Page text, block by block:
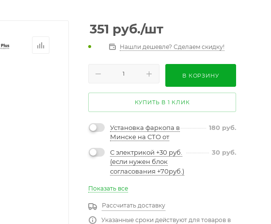
351 руб./шт
Нашли дешевле? Сделаем скидку!
В КОРЗИНУ
КУПИТЬ В 1 КЛИК
Установка фаркопа в
Минске на СТО от
180 руб.
С электрикой +30 руб.
(если нужен блок
согласования +70руб.)
30 руб.
Показать все
Рассчитать доставку
Указанные сроки действуют для товаров в